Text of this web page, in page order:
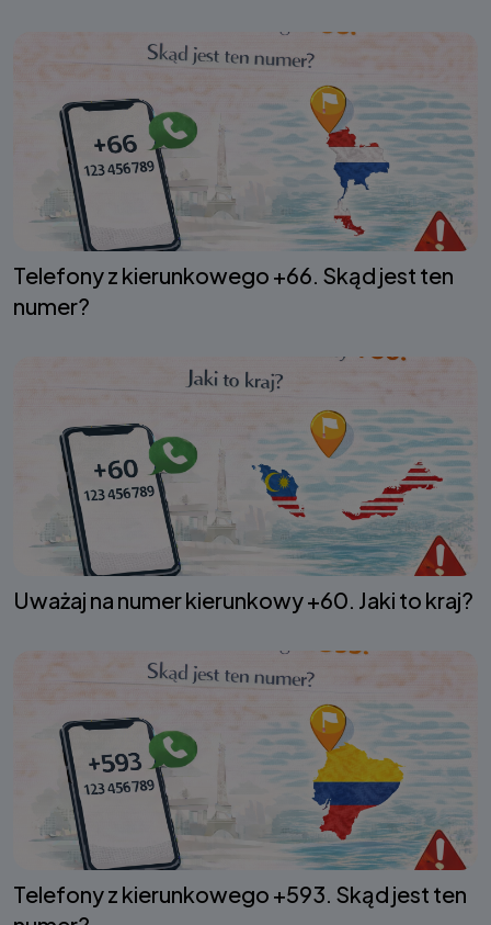
Telefony z kierunkowego +66. Skąd jest ten
numer?
Uważaj na numer kierunkowy +60. Jaki to kraj?
Telefony z kierunkowego +593. Skąd jest ten